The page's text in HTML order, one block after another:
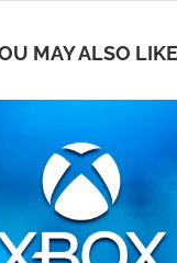
MAY ALSO LIKE